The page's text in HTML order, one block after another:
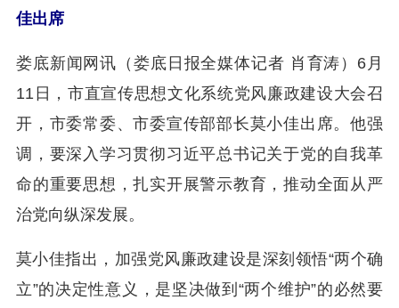
佳出席
娄底新闻网讯（娄底日报全媒体记者 肖育涛）6月
11日，市直宣传思想文化系统党风廉政建设大会召
开，市委常委、市委宣传部部长莫小佳出席。他强
调，要深入学习贯彻习近平总书记关于党的自我革
命的重要思想，扎实开展警示教育，推动全面从严
治党向纵深发展。
莫小佳指出，加强党风廉政建设是深刻领悟“两个确
立”的决定性意义，是坚决做到“两个维护”的必然要